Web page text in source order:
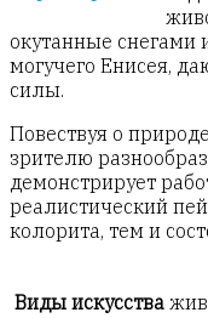
окутанные снегами
могучего Енисея,
силы.
Повествуя о
зрителю
демонстрирует
реалистический
колорита, тем и
Виды искусства